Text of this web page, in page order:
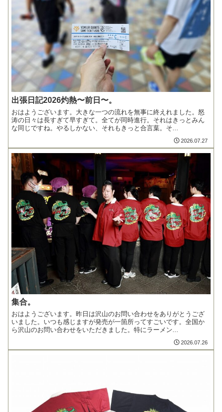
出張日記2026灼熱〜前日〜。
おはようございます。大きな一つの流れを無事に終えれました。怒
涛の日々は長すぎて早すぎて。全てが同時進行。それはきっとみん
な同じですね。やるしかない、それもきっと合言葉。そ...
2026.07.27
集合。
おはようございます。昨日は沢山のお問い合わせをありがとうござ
いました。いつも感じますが発売が一箇所ってすごいです。全国か
ら沢山のお問い合わせをいただきました。特にラーメン...
2026.07.26